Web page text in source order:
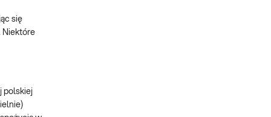
się
Niektóre
polskiej